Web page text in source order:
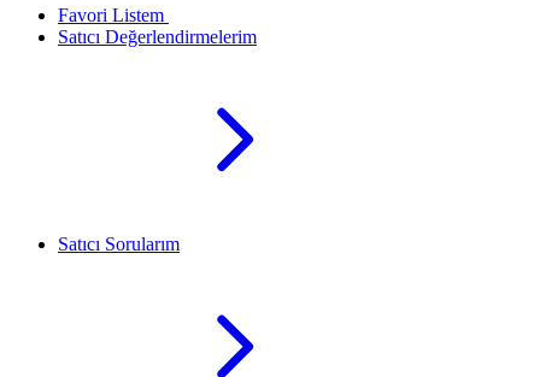
Favori Listem
Satıcı Değerlendirmelerim
Satıcı Sorularım